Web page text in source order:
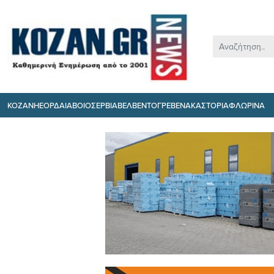
ΚΟΖΑΝΗΕΟΡΔΑΙΑΒΟΙΟΣΕΡΒΙΑΒΕΛΒΕΝΤΟΓΡΕΒΕΝΑΚΑΣΤΟΡΙΑΦΛΩΡΙΝΑ